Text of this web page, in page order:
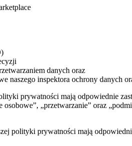
danych oraz
naszego inspektora ochrony danych
prywatności mają odpowiednie
„przetwarzanie” oraz
polityki prywatności mają